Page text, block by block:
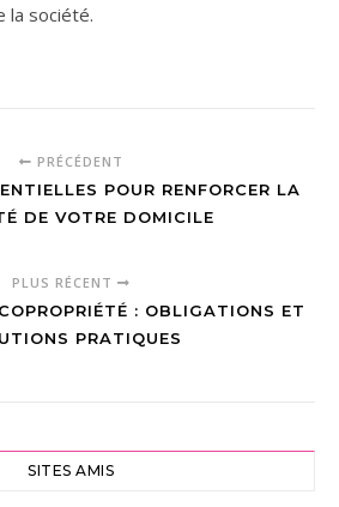
la société.
PRÉCÉDENT
POUR RENFORCER LA
DE VOTRE DOMICILE
PLUS RÉCENT
: OBLIGATIONS ET
PRATIQUES
SITES AMIS